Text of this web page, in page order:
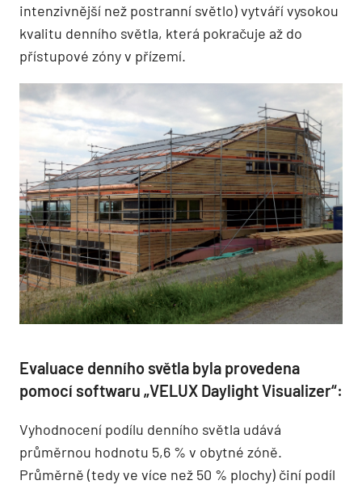
intenzivnější než postranní světlo) vytváří vysokou
kvalitu denního světla, která pokračuje až do
přístupové zóny v přízemí.
Evaluace denního světla byla provedena
pomocí softwaru „VELUX Daylight Visualizer“:
Vyhodnocení podílu denního světla udává
průměrnou hodnotu 5,6 % v obytné zóně.
Průměrně (tedy ve více než 50 % plochy) činí podíl